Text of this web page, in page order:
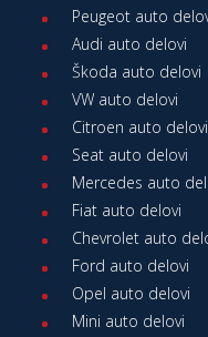
Peugeot auto
Audi auto delovi
Škoda auto delovi
VW auto delovi
Citroen auto delovi
Seat auto delovi
Mercedes auto
Fiat auto delovi
Chevrolet auto
Ford auto delovi
Opel auto delovi
Mini auto delovi